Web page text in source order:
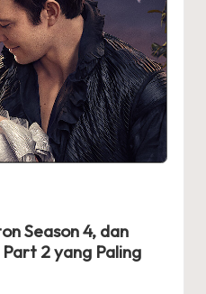
Season 4, dan
2 yang Paling